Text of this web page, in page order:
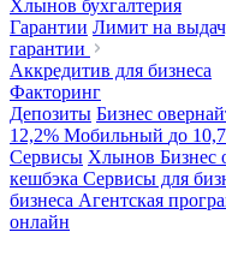
Хлынов бухгалтерия
Гарантии Лимит на
гарантии
Аккредитив для бизнеса
Факторинг
Депозиты Бизнес
12,2% Мобильный до
Сервисы Хлынов Бизнес
кешбэка Сервисы для
бизнеса Агентская
онлайн